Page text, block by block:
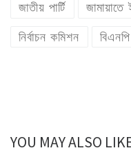
জাতীয় পার্টি জামায়াতে
নির্বাচন কমিশন বিএনপি
YOU MAY ALSO